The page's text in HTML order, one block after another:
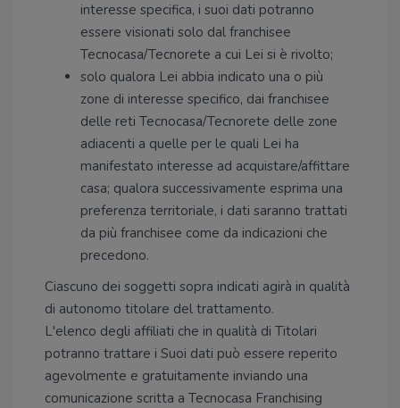
interesse specifica, i suoi dati potranno
essere visionati solo dal franchisee
Tecnocasa/Tecnorete a cui Lei si è rivolto;
solo qualora Lei abbia indicato una o più
zone di interesse specifico, dai franchisee
delle reti Tecnocasa/Tecnorete delle zone
adiacenti a quelle per le quali Lei ha
manifestato interesse ad acquistare/affittare
casa; qualora successivamente esprima una
preferenza territoriale, i dati saranno trattati
da più franchisee come da indicazioni che
precedono.
Ciascuno dei soggetti sopra indicati agirà in qualità
di autonomo titolare del trattamento.
L'elenco degli affiliati che in qualità di Titolari
potranno trattare i Suoi dati può essere reperito
agevolmente e gratuitamente inviando una
comunicazione scritta a Tecnocasa Franchising